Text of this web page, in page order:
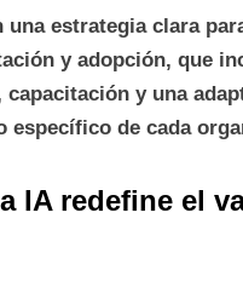
una estrategia clara
y adopción, que
capacitación y una
específico de cada
IA redefine el